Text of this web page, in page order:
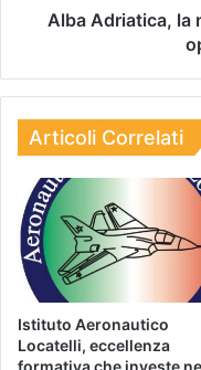
Alba Adriatica, la
Articoli Correlati
Istituto Aeronautico
Locatelli, eccellenza
formativa che investe